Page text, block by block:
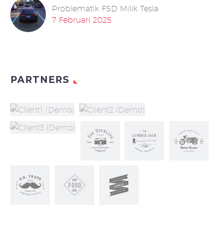
Problematik FSD Milik Tesla
7 Februari 2025
PARTNERS